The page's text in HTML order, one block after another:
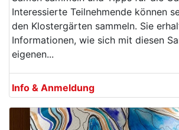
Interessierte Teilnehmende können
den Klostergärten sammeln. Sie
Informationen, wie sich mit diesen
eigenen...
Info & Anmeldung